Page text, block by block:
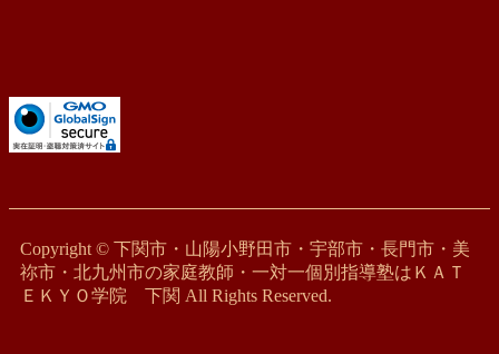
Copyright © 下関市・山陽小野田市・宇部市・長門市・美
祢市・北九州市の家庭教師・一対一個別指導塾はＫＡＴ
ＥＫＹＯ学院 下関 All Rights Reserved.